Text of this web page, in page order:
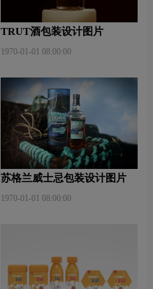
TRUT酒包装设计图片
1970-01-01 08:00:00
苏格兰威士忌包装设计图片
1970-01-01 08:00:00